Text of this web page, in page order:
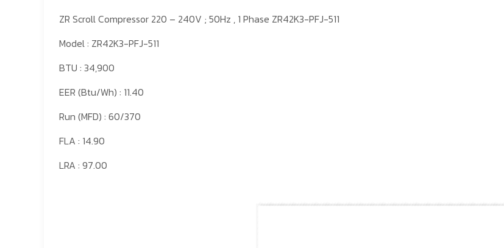
ZR Scroll Compressor 220 – 240V ; 50Hz , 1 Phase ZR42K3-PFJ-511
Model : ZR42K3-PFJ-511
BTU : 34,900
EER (Btu/Wh) : 11.40
Run (MFD) : 60/370
FLA : 14.90
LRA : 97.00